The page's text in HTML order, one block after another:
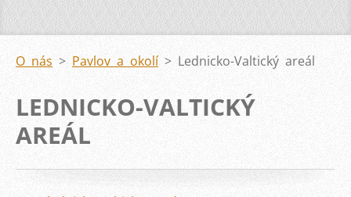
O nás > Pavlov a okolí > Lednicko-Valtický areál
LEDNICKO-VALTICKÝ
AREÁL